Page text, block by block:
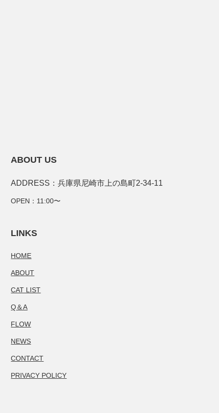
ABOUT US
ADDRESS：兵庫県尼崎市上の島町2-34-11
OPEN：11:00〜
LINKS
HOME
ABOUT
CAT LIST
Q＆A
FLOW
NEWS
CONTACT
PRIVACY POLICY